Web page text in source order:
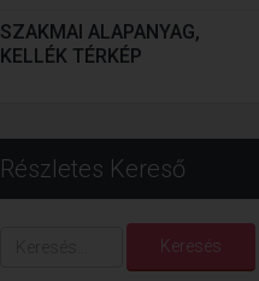
SZAKMAI ALAPANYAG,
KELLÉK TÉRKÉP
Részletes Kereső
Keresés